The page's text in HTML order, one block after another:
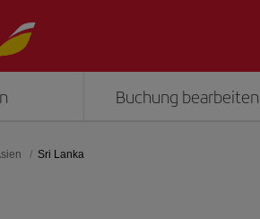
Buchung bearbeiten
Sri Lanka